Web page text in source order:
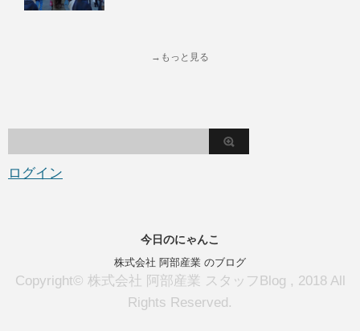
→もっと見る
ログイン
今日のにゃんこ
株式会社 阿部産業 のブログ
Copyright© 株式会社 阿部産業 スタッフBlog , 2018 All
Rights Reserved.